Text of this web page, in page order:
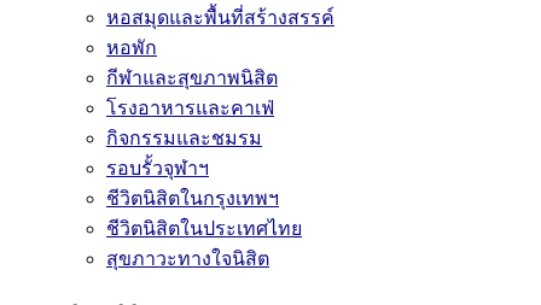
หอสมุดและพื้นที่สร้างสรรค์
หอพัก
กีฬาและสุขภาพนิสิต
โรงอาหารและคาเฟ่
กิจกรรมและชมรม
รอบรั้วจุฬาฯ
ชีวิตนิสิตในกรุงเทพฯ
ชีวิตนิสิตในประเทศไทย
สุขภาวะทางใจนิสิต